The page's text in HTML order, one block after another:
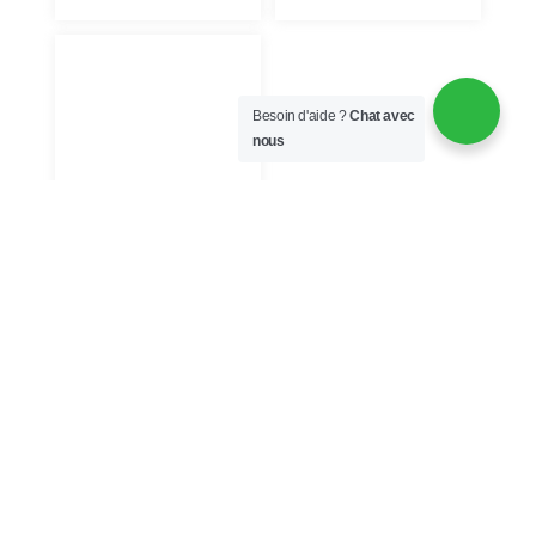
Besoin d'aide ?Chat avec
nous